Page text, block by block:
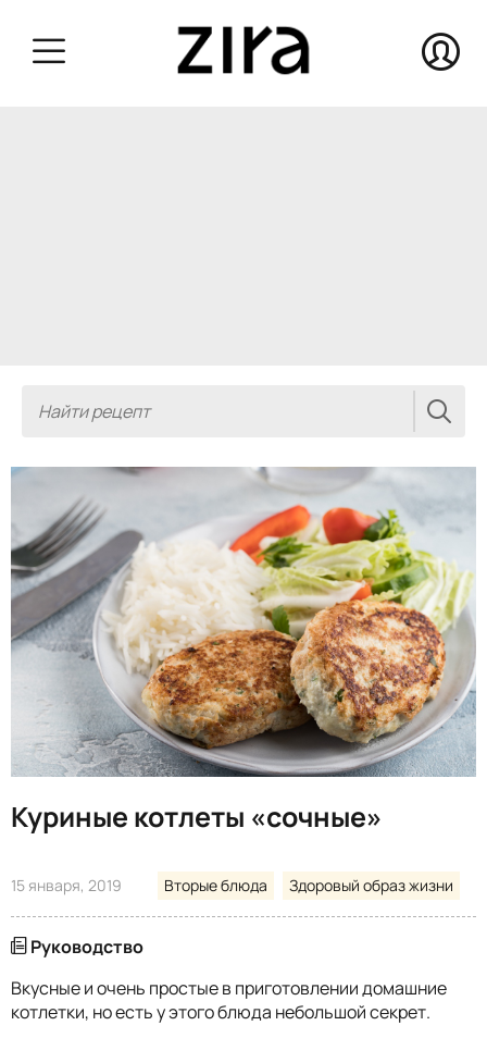
Куриные котлеты «сочные»
15 января, 2019 Вторые блюда Здоровый образ жизни
Руководство
Вкусные и очень простые в приготовлении домашние
котлетки, но есть у этого блюда небольшой секрет.